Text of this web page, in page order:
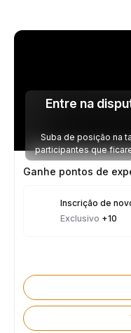
Entre na
Suba de posição na
participantes que
prêmio de
Ganhe pontos de
Inscrição de
Exclusivo +10